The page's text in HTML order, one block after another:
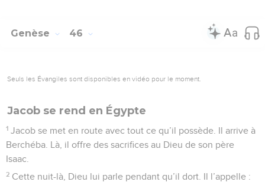
Genèse 46
Seuls les Évangiles sont disponibles en vidéo pour le moment.
Jacob se rend en Égypte
1 Jacob se met en route avec tout ce qu’il possède. Il arrive à
Berchéba. Là, il offre des sacrifices au Dieu de son père
Isaac.
2 Cette nuit-là, Dieu lui parle pendant qu’il dort. Il l’appelle :